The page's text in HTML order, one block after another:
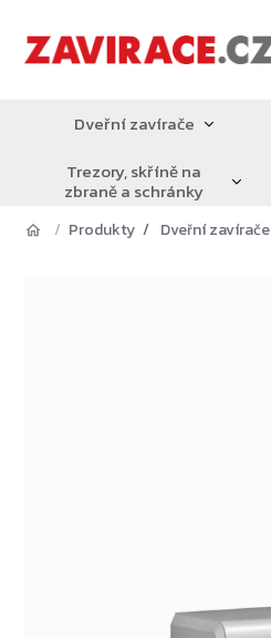
obsah
Dveřní zavírače
Trezory, skříně na
zbraně a schránky
Produkty Dveřní zavírače